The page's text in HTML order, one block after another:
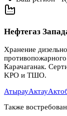
Нефтегаз
Хранение
Карачаганак.
KPO и ТШО.
АтырауАктау
Также